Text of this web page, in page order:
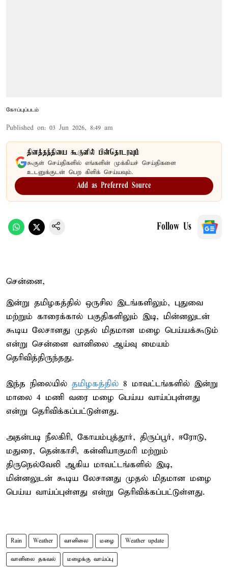
கோப்புப்படம்
Published on: 03 Jun 2026, 8:49 am
தினத்தந்தியை கூகுளில் பின்தொடரவும்
கூகுள் செய்திகளில் எங்களின் முக்கியச் செய்திகளை
உடனுக்குடன் பெற கிளிக் செய்யவும்.
Add as Preferred Source
Follow Us
சென்னை,
இன்று தமிழகத்தில் ஒருசில இடங்களிலும், புதுவை
மற்றும் காரைக்கால் பகுதிகளிலும் இடி, மின்னலுடன்
கூடிய லேசானது முதல் மிதமான மழை பெய்யக்கூடும்
என்று சென்னை வானிலை ஆய்வு மையம்
தெரிவித்திருந்தது.
இந்த நிலையில் தமிழகத்தில் 8 மாவட்டங்களில் இன்று
மாலை 4 மணி வரை மழை பெய்ய வாய்ப்புள்ளது
என்று தெரிவிக்கப்பட்டுள்ளது.
அதன்படி நீலகிரி, கோயம்புத்தூர், திருப்பூர், ஈரோடு,
மதுரை, தென்காசி, கன்னியாகுமரி மற்றும்
திருநெல்வேலி ஆகிய மாவட்டங்களில் இடி,
மின்னலுடன் கூடிய லேசானது முதல் மிதமான மழை
பெய்ய வாய்ப்புள்ளது என்று தெரிவிக்கப்பட்டுள்ளது.
Rain Weather வானிலை மழை Weather update
வானிலை தகவல் மழைக்கு வாய்ப்பு